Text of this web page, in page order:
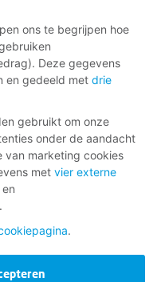
ons te begrijpen hoe
Deze gegevens
en gedeeld met drie
gebruikt om onze
onder de aandacht
van marketing cookies
met vier externe
.